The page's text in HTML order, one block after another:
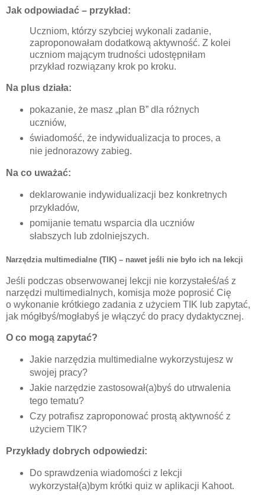
Jak odpowiadać – przykład:
Uczniom, którzy szybciej wykonali zadanie,
zaproponowałam dodatkową aktywność. Z kolei
uczniom mającym trudności udostępniłam
przykład rozwiązany krok po kroku.
Na plus działa:
pokazanie, że masz „plan B” dla różnych
uczniów,
świadomość, że indywidualizacja to proces, a
nie jednorazowy zabieg.
Na co uważać:
deklarowanie indywidualizacji bez konkretnych
przykładów,
pomijanie tematu wsparcia dla uczniów
słabszych lub zdolniejszych.
Narzędzia multimedialne (TIK) – nawet jeśli nie było ich na lekcji
Jeśli podczas obserwowanej lekcji nie korzystałeś/aś z
narzędzi multimedialnych, komisja może poprosić Cię
o wykonanie krótkiego zadania z użyciem TIK lub zapytać,
jak mógłbyś/mogłabyś je włączyć do pracy dydaktycznej.
O co mogą zapytać?
Jakie narzędzia multimedialne wykorzystujesz w
swojej pracy?
Jakie narzędzie zastosował(a)byś do utrwalenia
tego tematu?
Czy potrafisz zaproponować prostą aktywność z
użyciem TIK?
Przykłady dobrych odpowiedzi:
Do sprawdzenia wiadomości z lekcji
wykorzystał(a)bym krótki quiz w aplikacji Kahoot.